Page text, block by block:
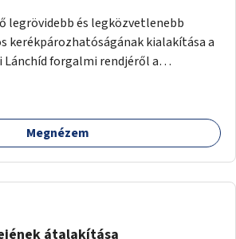
legrövidebb és legközvetlenebb
kerékpározhatóságának kialakítása a
forgalmi rendjéről a
annak, hogy a belváros
a Buda és Pest közötti
kerékpárosbarát kialakítást. Legyen
a József Attila utca is!
Megnézem
átalakítása